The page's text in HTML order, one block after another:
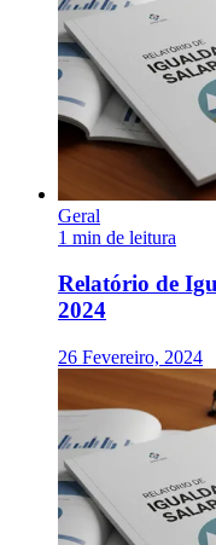
Geral
1 min de leitura
Relatório de
2024
26 Fevereiro, 2024